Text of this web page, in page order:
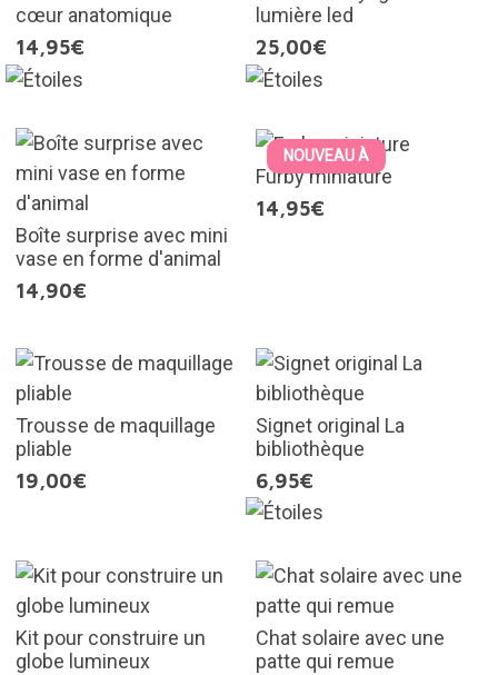
cœur anatomique
14,95€
lumière led
25,00€
Boîte surprise avec mini
vase en forme d'animal
14,90€
NOUVEAU À
Furby miniature
14,95€
Trousse de maquillage
pliable
19,00€
Signet original La
bibliothèque
6,95€
Kit pour construire un
globe lumineux
Chat solaire avec une
patte qui remue